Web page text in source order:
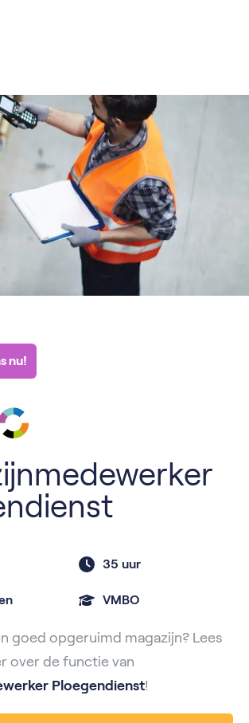
nu!
35 uur
VMBO
goed opgeruimd magazijn? Lees
over de functie van
Ploegendienst!